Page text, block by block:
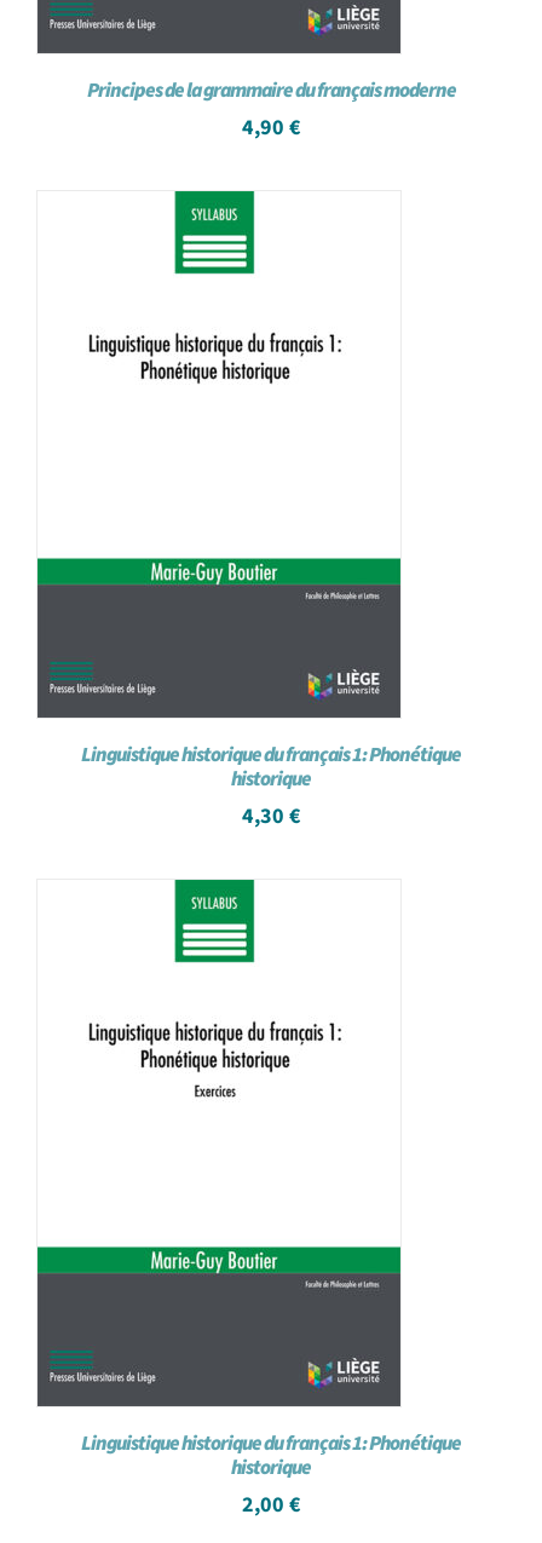
Principes de la grammaire du français moderne
4,90 €
Linguistique historique du français 1: Phonétique
historique
4,30 €
Linguistique historique du français 1: Phonétique
historique
2,00 €